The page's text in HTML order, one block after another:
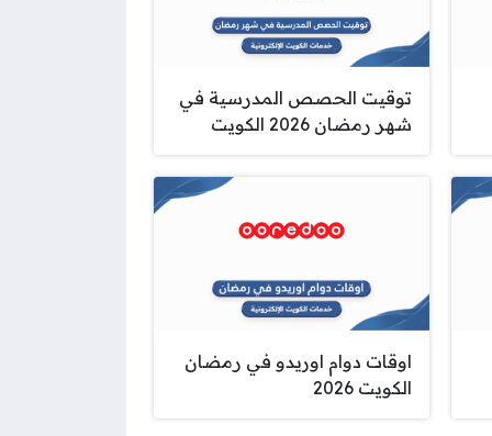
توقيت الحصص المدرسية في
شهر رمضان 2026 الكويت
اوقات دوام اوريدو في رمضان
الكويت 2026